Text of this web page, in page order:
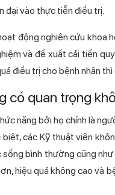
đại vào thực tiễn điều trị.
động nghiên cứu khoa
và đề xuất cải tiến
điều trị cho bệnh nhân
có quan trọng
năng bởi họ chính là
các Kỹ thuật viên
bình thường cũng
hiệu quả không cao và